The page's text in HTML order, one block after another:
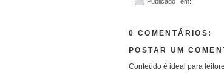
0 COMENTÁRIOS:
POSTAR UM
Conteúdo é ideal para